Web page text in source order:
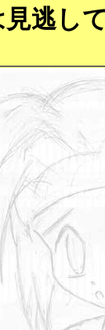
逃し